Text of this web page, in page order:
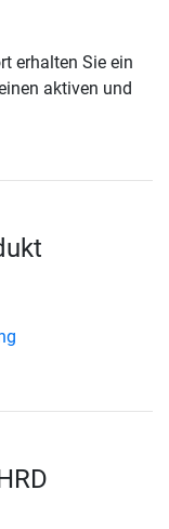
erhalten Sie ein
aktiven und